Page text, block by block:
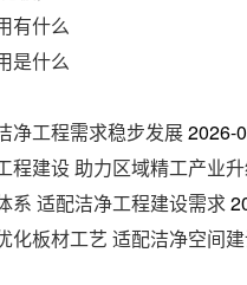
有什么
是什么
净工程需求稳步发展2026-
程建设 助力区域精工产业
系 适配洁净工程建设需求
化板材工艺 适配洁净空间